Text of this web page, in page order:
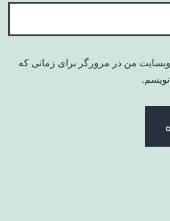
وبسایت من در مرورگر برای زمانی که